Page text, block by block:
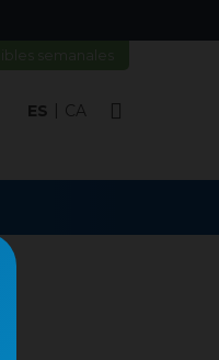
ES CA